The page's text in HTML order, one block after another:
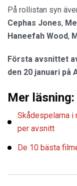
På rollistan syn
Cephas Jones,
Haneefah Wood,
Första avsnittet
den 20 januari på
Mer läsning:
Skådespelarna i
per avsnitt
De 10 bästa